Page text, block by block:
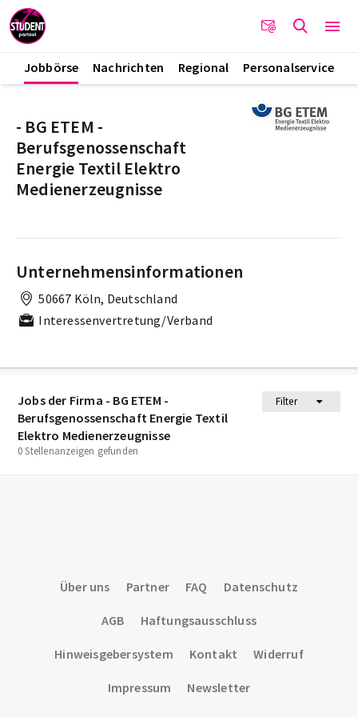
Jobbörse Nachrichten Regional Personalservice
Jobs der Firma - BG ETEM -
Berufsgenossenschaft Energie Textil
Elektro Medienerzeugnisse
Filter
0 Stellenanzeigen gefunden
- BG ETEM -
Berufsgenossenschaft
Energie Textil Elektro
Medienerzeugnisse
Unternehmensinformationen
50667 Köln, Deutschland
Interessenvertretung/Verband
Über uns Partner FAQ Datenschutz
AGB Haftungsausschluss
Hinweisgebersystem Kontakt Widerruf
Impressum Newsletter